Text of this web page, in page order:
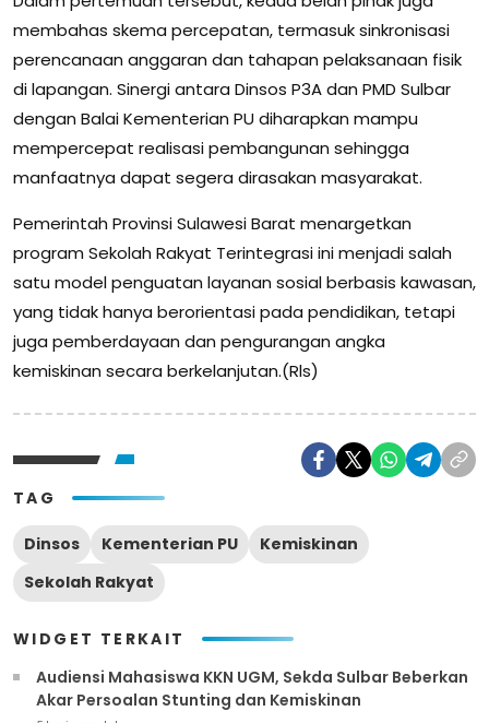
membahas skema percepatan, termasuk sinkronisasi
perencanaan anggaran dan tahapan pelaksanaan fisik
di lapangan. Sinergi antara Dinsos P3A dan PMD Sulbar
dengan Balai Kementerian PU diharapkan mampu
mempercepat realisasi pembangunan sehingga
manfaatnya dapat segera dirasakan masyarakat.
Pemerintah Provinsi Sulawesi Barat menargetkan
program Sekolah Rakyat Terintegrasi ini menjadi salah
satu model penguatan layanan sosial berbasis kawasan,
yang tidak hanya berorientasi pada pendidikan, tetapi
juga pemberdayaan dan pengurangan angka
kemiskinan secara berkelanjutan.(Rls)
TAG
Dinsos Kementerian PU
Kemiskinan
Sekolah Rakyat
WIDGET TERKAIT
Audiensi Mahasiswa KKN UGM, Sekda Sulbar Beberkan
Akar Persoalan Stunting dan Kemiskinan